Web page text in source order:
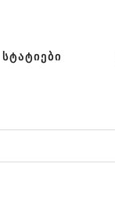
ᲡᲢᲐᲢᲘᲔᲑᲘ